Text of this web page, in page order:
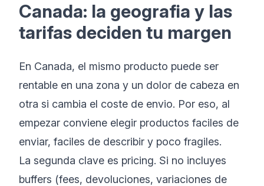
Canada: la geografia y las
tarifas deciden tu margen
En Canada, el mismo producto puede ser
rentable en una zona y un dolor de cabeza en
otra si cambia el coste de envio. Por eso, al
empezar conviene elegir productos faciles de
enviar, faciles de describir y poco fragiles.
La segunda clave es pricing. Si no incluyes
buffers (fees, devoluciones, variaciones de